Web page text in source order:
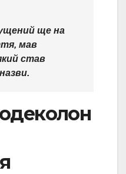
ще на
мав
став